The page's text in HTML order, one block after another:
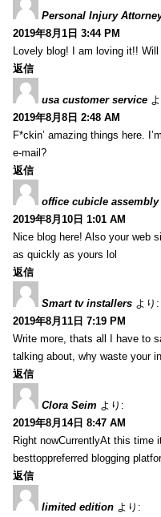
Personal Injury
2019年8月1日 3:44 PM
Lovely blog! I am loving it!!
返信
usa customer service
2019年8月8日 2:48 AM
F*ckin’ amazing things here.
e-mail?
返信
office cubicle assembly
2019年8月10日 1:01 AM
Nice blog here! Also your web
as quickly as yours lol
返信
Smart tv installers より:
2019年8月11日 7:19 PM
Write more, thats all I have to
talking about, why waste your
返信
Clora Seim より:
2019年8月14日 8:47 AM
Right nowCurrentlyAt this time
besttoppreferred blogging
返信
limited edition より: